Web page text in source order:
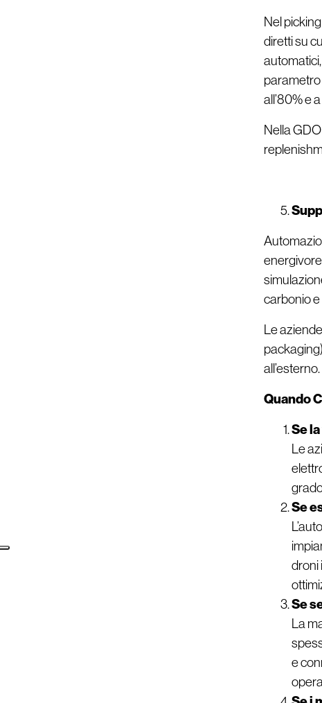
Nel
diretti su
parametro
all’80% e
Nella
carbonio e
Le
all’esterno.
Quando
Se
Le
Se
droni
Se
La
e